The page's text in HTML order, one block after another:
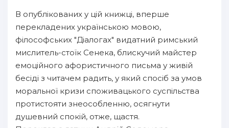
В опублікованих у цій книжці, вперше
перекладених українською мовою,
філософських "Діалогах" видатний римський
мислитель-стоїк Сенека, блискучий майстер
емоційного афористичного письма у живій
бесіді з читачем радить, у який спосіб за умов
моральної кризи споживацького суспільства
протистояти знеособленню, осягнути
душевний спокій, отже, щастя.